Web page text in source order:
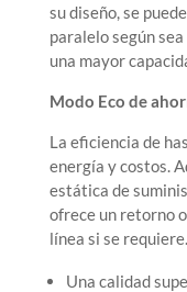
su diseño, se
paralelo según
una mayor
Modo Eco de
La eficiencia de
energía y costos.
estática de
ofrece un retorno
línea si se requiere.
Una calidad